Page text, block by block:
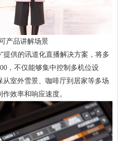
产品讲解场景
提供的讯道化直播解决方案，将多
，不仅能够集中控制多机位设
室外雪景、咖啡厅到居家等多场
作效率和响应速度。